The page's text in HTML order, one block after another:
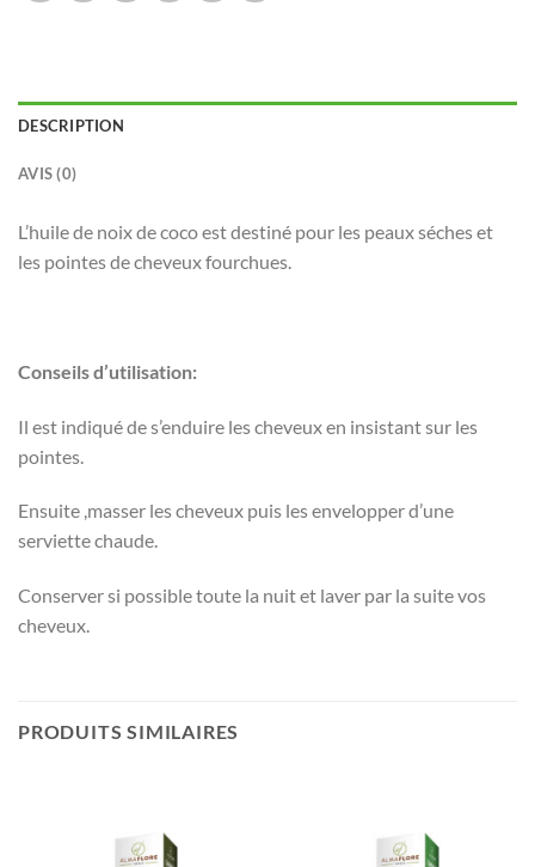
DESCRIPTION
AVIS (0)
L’huile de noix de coco est destiné pour les peaux séches et
les pointes de cheveux fourchues.
Conseils d’utilisation:
Il est indiqué de s’enduire les cheveux en insistant sur les
pointes.
Ensuite ,masser les cheveux puis les envelopper d’une
serviette chaude.
Conserver si possible toute la nuit et laver par la suite vos
cheveux.
PRODUITS SIMILAIRES